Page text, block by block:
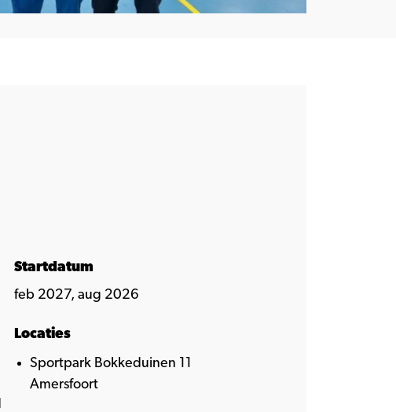
Startdatum
feb 2027, aug 2026
Locaties
Sportpark Bokkeduinen 11
Amersfoort